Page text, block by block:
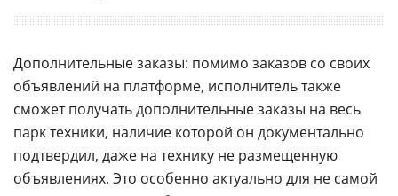
Дополнительные заказы: помимо заказов со своих
объявлений на платформе, исполнитель также
сможет получать дополнительные заказы на весь
парк техники, наличие которой он документально
подтвердил, даже на технику не размещенную
объявлениях. Это особенно актуально для не самой